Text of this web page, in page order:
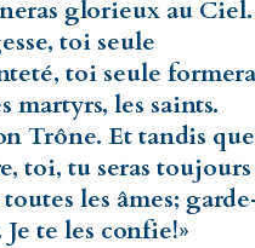
glorieux au Ciel.
toi seule
toi seule
martyrs, les saints.
Trône. Et tandis que
toi, tu seras toujours
les âmes;
te les confie!»